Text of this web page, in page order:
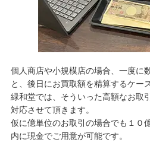
個人商店や小規模店の場合、一度に
と、後日にお買取額を精算するケー
緑和堂では、そういった高額なお取
対応させて頂きます。
仮に億単位のお取引の場合でも１０
内に現金でご用意が可能です。